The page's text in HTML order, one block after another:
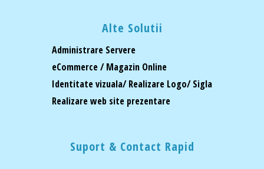
Alte Solutii
Administrare Servere
eCommerce / Magazin Online
Identitate vizuala/ Realizare Logo/ Sigla
Realizare web site prezentare
Suport & Contact Rapid